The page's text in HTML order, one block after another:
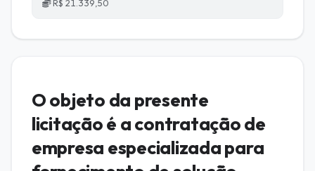
R$ 21.339,50
O objeto da presente
licitação é a contratação de
empresa especializada para